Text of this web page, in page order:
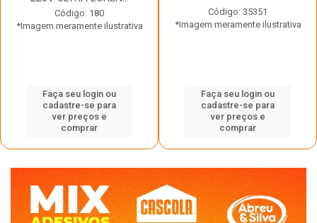
Código: 180
*Imagem meramente ilustrativa
Faça seu login ou
cadastre-se para
ver preços e
comprar
Código: 35351
*Imagem meramente ilustrativa
Faça seu login ou
cadastre-se para
ver preços e
comprar